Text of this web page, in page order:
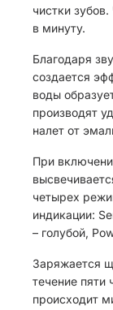
чистки
в минуту.
Благодаря
создается
воды
производят
налет от
При
четырех
индикации:
– голубой,
Заряжается
течение пяти
происходит